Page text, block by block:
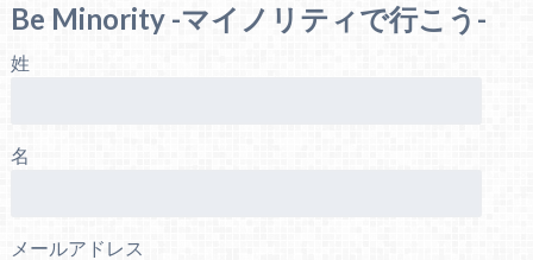
Be Minority -マイノリティで行こう-
姓
名
メールアドレス